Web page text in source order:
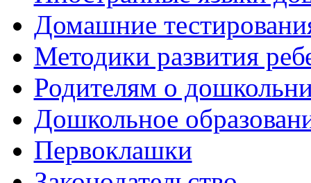
Домашние
Методики развития
Родителям о
Дошкольное
Первоклашки